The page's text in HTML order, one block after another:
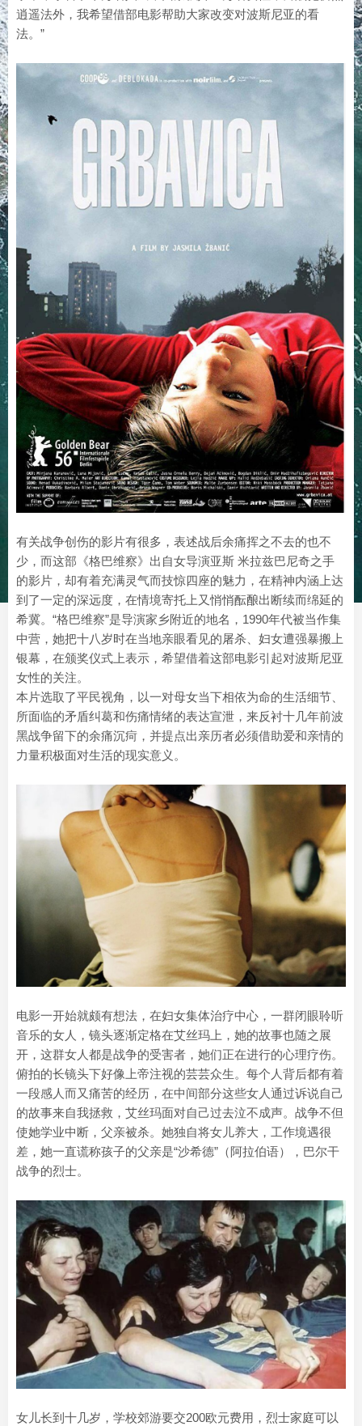
逍遥法外，我希望借部电影帮助大家改变对波斯尼亚的看
法。”
有关战争创伤的影片有很多，表述战后余痛挥之不去的也不
少，而这部《格巴维察》出自女导演亚斯 米拉兹巴尼奇之手
的影片，却有着充满灵气而技惊四座的魅力，在精神内涵上达
到了一定的深远度，在情境寄托上又悄悄酝酿出断续而绵延的
希冀。“格巴维察”是导演家乡附近的地名，1990年代被当作集
中营，她把十八岁时在当地亲眼看见的屠杀、妇女遭强暴搬上
银幕，在颁奖仪式上表示，希望借着这部电影引起对波斯尼亚
女性的关注。
本片选取了平民视角，以一对母女当下相依为命的生活细节、
所面临的矛盾纠葛和伤痛情绪的表达宣泄，来反衬十几年前波
黑战争留下的余痛沉疴，并提点出亲历者必须借助爱和亲情的
力量积极面对生活的现实意义。
电影一开始就颇有想法，在妇女集体治疗中心，一群闭眼聆听
音乐的女人，镜头逐渐定格在艾丝玛上，她的故事也随之展
开，这群女人都是战争的受害者，她们正在进行的心理疗伤。
俯拍的长镜头下好像上帝注视的芸芸众生。每个人背后都有着
一段感人而又痛苦的经历，在中间部分这些女人通过诉说自己
的故事来自我拯救，艾丝玛面对自己过去泣不成声。战争不但
使她学业中断，父亲被杀。她独自将女儿养大，工作境遇很
差，她一直谎称孩子的父亲是“沙希德”（阿拉伯语），巴尔干
战争的烈士。
女儿长到十几岁，学校郊游要交200欧元费用，烈士家庭可以